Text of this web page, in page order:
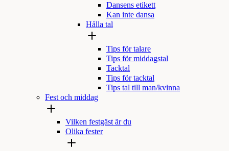
Dansens etikett
Kan inte dansa
Hålla tal
Tips för talare
Tips för middagstal
Tacktal
Tips för tacktal
Tips tal till man/kvinna
Fest och middag
Vilken festgäst är du
Olika fester